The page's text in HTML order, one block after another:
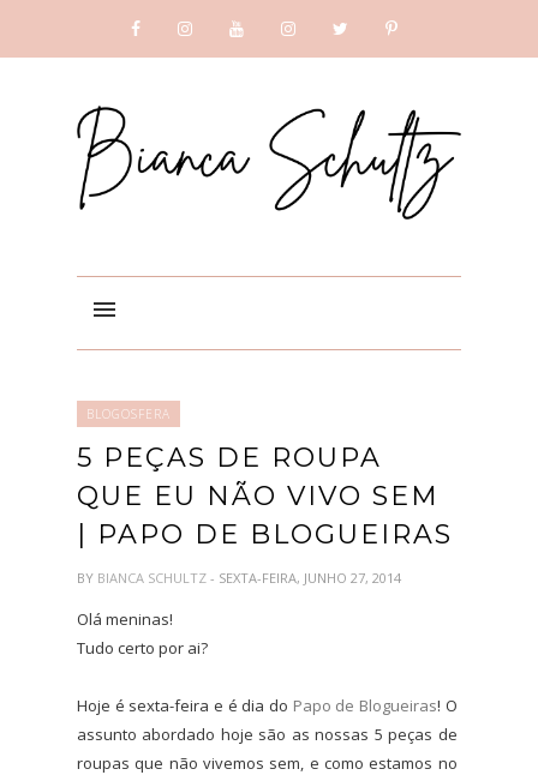
BLOGOSFERA
5 PEÇAS DE ROUPA
QUE EU NÃO VIVO SEM
| PAPO DE BLOGUEIRAS
BY BIANCA SCHULTZ - SEXTA-FEIRA, JUNHO 27, 2014
Olá meninas!
Tudo certo por ai?
Hoje é sexta-feira e é dia do Papo de Blogueiras! O
assunto abordado hoje são as nossas 5 peças de
roupas que não vivemos sem, e como estamos no